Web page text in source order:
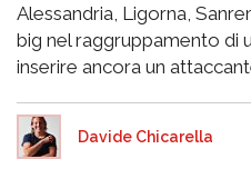
Alessandria, Ligorna,
big nel raggruppamento di
inserire ancora un
Davide Chicarella